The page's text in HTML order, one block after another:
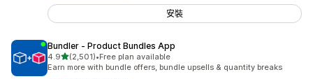
安裝
Bundler ‑ Product Bundles App
4.9滿分 5 顆星
(2,501)
共有 2501 則評價
•Free plan available
Earn more with bundle offers, bundle upsells & quantity breaks